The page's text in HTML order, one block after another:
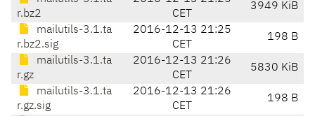
r.bz2
CET
3949 KiB
mailutils-3.1.ta
r.bz2.sig
2016-12-13 21:25
CET
198 B
mailutils-3.1.ta
r.gz
2016-12-13 21:26
CET
5830 KiB
mailutils-3.1.ta
r.gz.sig
2016-12-13 21:26
CET
198 B